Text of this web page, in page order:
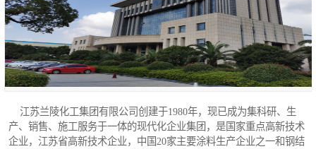
江苏兰陵化工集团有限公司创建于1980年，现已成为集科研、生
产、销售、施工服务于一体的现代化企业集团，是国家重点高新技术
企业，江苏省高新技术企业，中国20家主要涂料生产企业之一和钢结